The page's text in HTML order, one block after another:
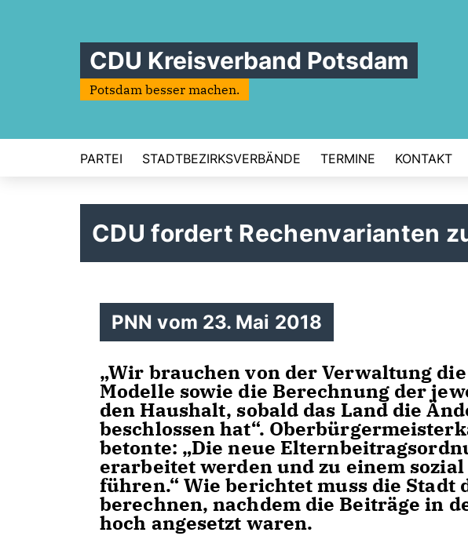
CDU Kreisverband Potsdam
Potsdam besser machen.
PARTEI STADTBEZIRKSVERBÄNDE TERMINE KONTAKT
CDU fordert Rechenvarianten
PNN vom 23. Mai 2018
Wir brauchen von der Verwaltung
Modelle sowie die Berechnung der
den Haushalt, sobald das Land die
beschlossen hat“.
betonte: „Die neue
erarbeitet werden und zu einem
führen.“ Wie berichtet muss die Stadt
berechnen, nachdem die Beiträge in
hoch angesetzt waren.